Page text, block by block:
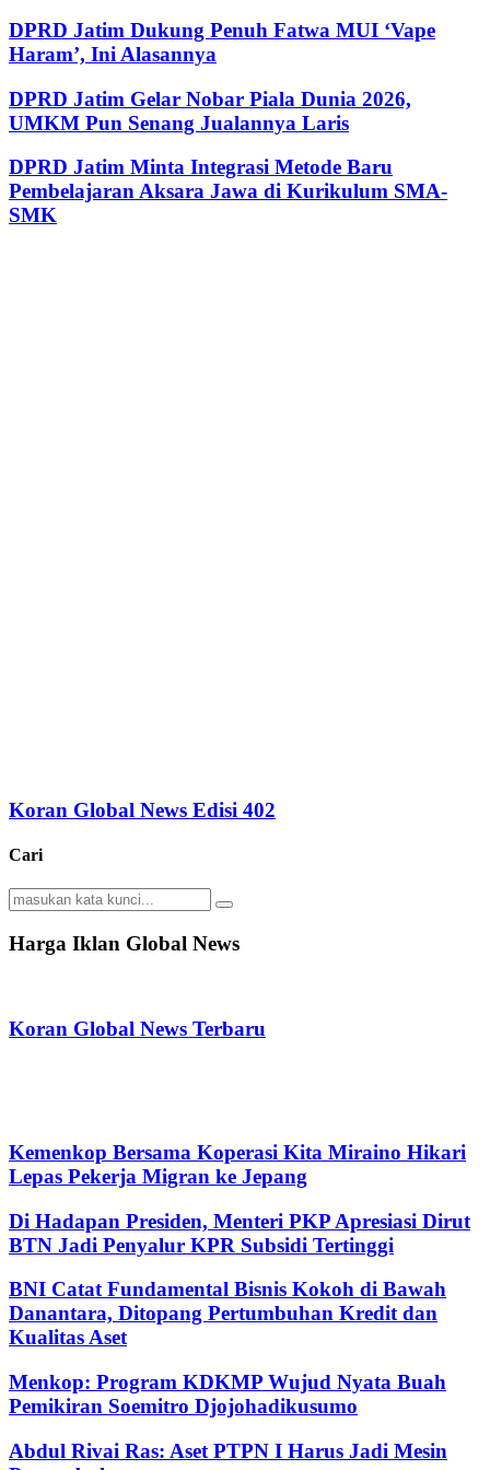
DPRD Jatim Dukung Penuh Fatwa MUI ‘Vape
Haram’, Ini Alasannya
DPRD Jatim Gelar Nobar Piala Dunia 2026,
UMKM Pun Senang Jualannya Laris
DPRD Jatim Minta Integrasi Metode Baru
Pembelajaran Aksara Jawa di Kurikulum SMA-
SMK
Koran Global News Edisi 402
Cari
Search
for:
Search
Harga Iklan Global News
Koran Global News Terbaru
Kemenkop Bersama Koperasi Kita Miraino Hikari
Lepas Pekerja Migran ke Jepang
Di Hadapan Presiden, Menteri PKP Apresiasi Dirut
BTN Jadi Penyalur KPR Subsidi Tertinggi
BNI Catat Fundamental Bisnis Kokoh di Bawah
Danantara, Ditopang Pertumbuhan Kredit dan
Kualitas Aset
Menkop: Program KDKMP Wujud Nyata Buah
Pemikiran Soemitro Djojohadikusumo
Abdul Rivai Ras: Aset PTPN I Harus Jadi Mesin